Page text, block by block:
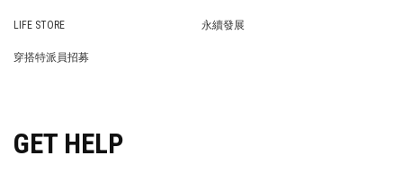
LIFE STORE
永續發展
穿搭特派員招募
GET HELP